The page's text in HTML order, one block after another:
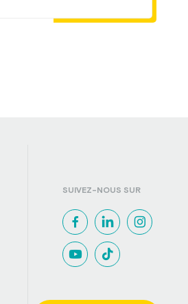
SUIVEZ-NOUS SUR